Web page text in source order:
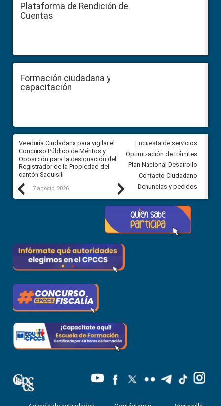
Plataforma de Rendición de
Cuentas
Formación ciudadana y
capacitación
Previous
Veeduría Ciudadana para vigilar el
Concurso Público de Méritos y
Oposición para la designación del
Registrador de la Propiedad del
cantón Saquisilí
7 agosto, 2026
Veeduría Ciudadana para
construcción del asfaltado de
Ballenita del cantón Santa
7 agosto, 2026
Next
Encuesta de servicios
Optimización de trámites
Plan Nacional Desarrollo
Contacto Ciudadano
Denuncias y pedidos